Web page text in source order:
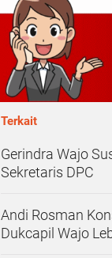
Terkait
Gerindra Wajo
Sekretaris DPC
Andi Rosman
Dukcapil Wajo